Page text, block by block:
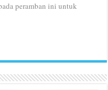
peramban ini untuk